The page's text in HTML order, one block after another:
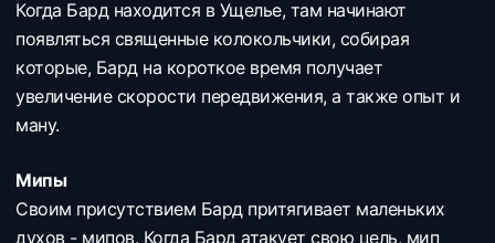
Когда Бард находится в Ущелье, там начинают
появляться священные колокольчики, собирая
которые, Бард на короткое время получает
увеличение скорости передвижения, а также опыт и
ману.
Мипы
Своим присутствием Бард притягивает маленьких
духов - мипов. Когда Бард атакует свою цель, мип